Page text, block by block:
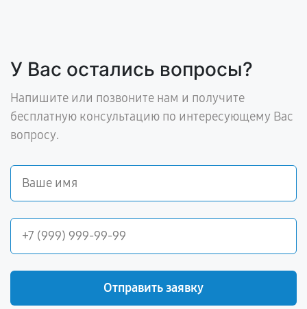
У Вас остались вопросы?
Напишите или позвоните нам и получите
бесплатную консультацию по интересующему Вас
вопросу.
Отправить заявку